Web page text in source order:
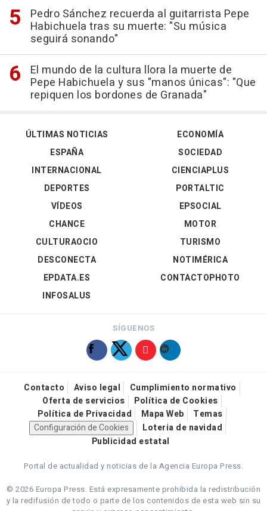
Pedro Sánchez recuerda al guitarrista Pepe
Habichuela tras su muerte: "Su música
seguirá sonando"
El mundo de la cultura llora la muerte de
Pepe Habichuela y sus "manos únicas": "Que
repiquen los bordones de Granada"
ÚLTIMAS NOTICIAS
ESPAÑA
INTERNACIONAL
DEPORTES
VÍDEOS
ECONOMÍA
SOCIEDAD
CIENCIAPLUS
PORTALTIC
EPSOCIAL
CHANCE
CULTURAOCIO
DESCONECTA
EPDATA.ES
INFOSALUS
MOTOR
TURISMO
NOTIMÉRICA
CONTACTOPHOTO
SÍGUENOS
Contacto Aviso legal
Cumplimiento normativo
Oferta de servicios
Política de Cookies
Política de Privacidad
Mapa Web
Temas
Configuración de Cookies
Loteria de navidad
Publicidad estatal
Portal de actualidad y noticias de la Agencia Europa Press.
© 2026 Europa Press. Está expresamente prohibida la redistribución
y la redifusión de todo o parte de los contenidos de esta web sin su